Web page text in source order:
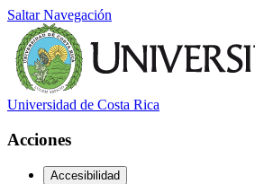
Saltar Navegación
Universidad de Costa Rica
Acciones
Accesibilidad